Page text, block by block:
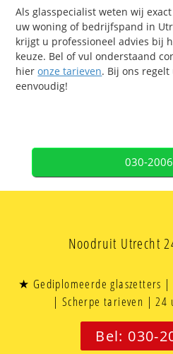
Als glasspecialist weten wij
uw woning of bedrijfspand in
krijgt u professioneel advies bij
keuze. Bel of vul onderstaand
hieronze tarieven. Bij ons
eenvoudig!
030-
Noodruit Utrecht
★ Gediplomeerde glaszetters |
| Scherpe tarieven | 24
Bel: 030-